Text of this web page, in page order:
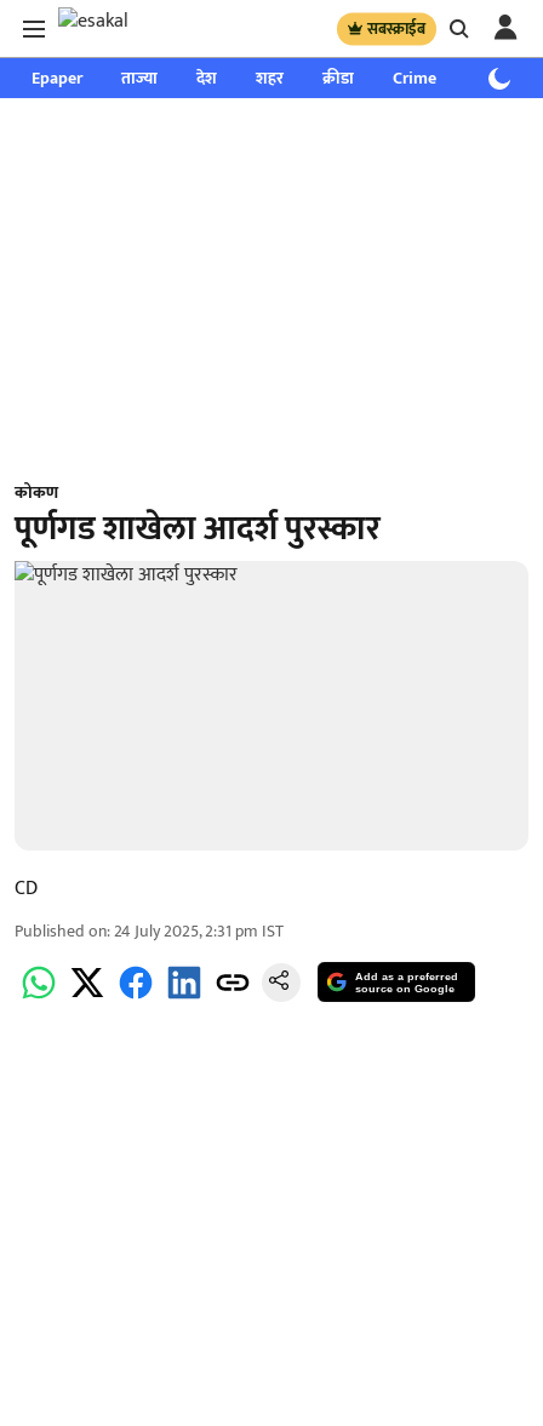
सबस्क्राईब
Epaper ताज्या देश शहर क्रीडा Crime साप्ताहिक
कोकण
पूर्णगड शाखेला आदर्श पुरस्कार
CD
Published on:24 July 2025, 2:31 pm IST
Add as a preferred
source on Google